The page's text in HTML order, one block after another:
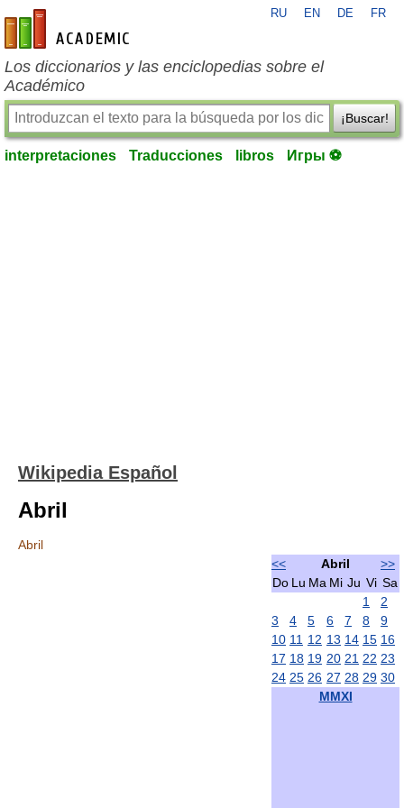
es-academic.com
RU EN DE FR
Los diccionarios y las enciclopedias sobre el
Académico
¡Buscar!
interpretaciones Traducciones libros Игры ⚽
Wikipedia Español
Abril
Abril
<<
Abril
>>
Do Lu Ma Mi Ju Vi Sa
1
2
3
4 5 6 7 8
9
10 11 12 13 14 15 16
17 18 19 20 21 22 23
24 25 26 27 28 29 30
MMXI